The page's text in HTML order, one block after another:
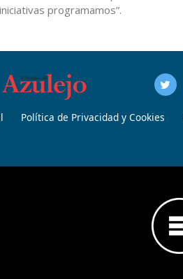
programamos”.
Política de Privacidad y Cookies